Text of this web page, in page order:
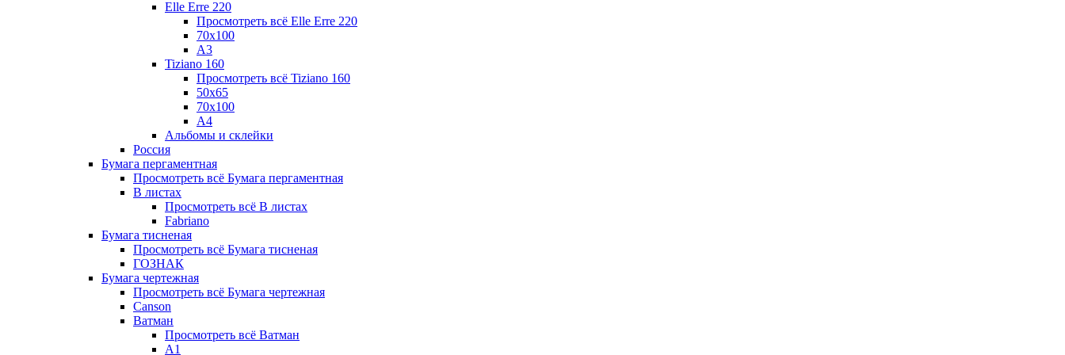
Elle Erre 220
Просмотреть всё Elle Erre 220
70х100
А3
Tiziano 160
Просмотреть всё Tiziano 160
50х65
70х100
А4
Альбомы и склейки
Россия
Бумага пергаментная
Просмотреть всё Бумага пергаментная
В листах
Просмотреть всё В листах
Fabriano
Бумага тисненая
Просмотреть всё Бумага тисненая
ГОЗНАК
Бумага чертежная
Просмотреть всё Бумага чертежная
Canson
Ватман
Просмотреть всё Ватман
А1